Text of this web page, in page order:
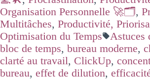
Organisation Personnelle 🚀🗂️,
Multitâches, Productivité,
Optimisation du Temps
Astuces
bloc de temps, bureau moderne,
clarté au travail, ClickUp,
bureau, effet de dilution,